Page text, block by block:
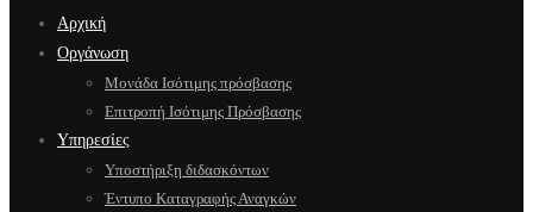
Αρχική
Οργάνωση
Μονάδα Ισότιμης πρόσβασης
Επιτροπή Ισότιμης Πρόσβασης
Υπηρεσίες
Υποστήριξη διδασκόντων
Έντυπο Καταγραφής Αναγκών